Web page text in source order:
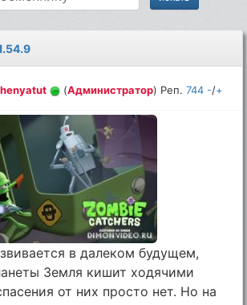
(Администратор) Реп.744 -/+
в далеком будущем,
Земля кишит ходячими
от них просто нет. Но на